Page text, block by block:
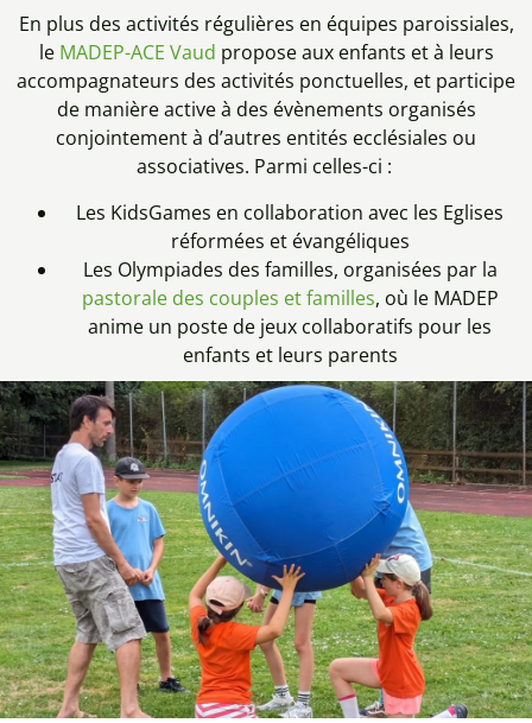
En plus des activités régulières en équipes paroissiales,
le MADEP-ACE Vaud propose aux enfants et à leurs
accompagnateurs des activités ponctuelles, et participe
de manière active à des évènements organisés
conjointement à d’autres entités ecclésiales ou
associatives. Parmi celles-ci :
Les KidsGames en collaboration avec les Eglises
réformées et évangéliques
Les Olympiades des familles, organisées par la
pastorale des couples et familles, où le MADEP
anime un poste de jeux collaboratifs pour les
enfants et leurs parents